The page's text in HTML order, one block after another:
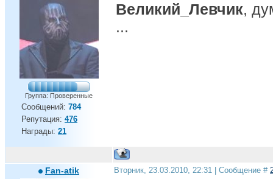
Группа: Проверенные
Сообщений: 784
Репутация: 476
Награды: 21
Великий_Левчик,
...
Fan-atik Вторник, 23.03.2010, 22:31 | Сообщение #